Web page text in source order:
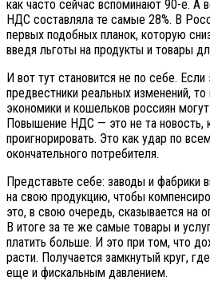
как часто сейчас вспоминают 90-е. А
НДС составляла те самые 28%. В
первых подобных планок, которую
введя льготы на продукты и товары
И вот тут становится не по себе.
предвестники реальных изменений,
экономики и кошельков россиян
Повышение НДС — это не та новость,
проигнорировать. Это как удар по
окончательного потребителя.
Представьте себе: заводы и фабрики
на свою продукцию, чтобы
это, в свою очередь, сказывается на
В итоге за те же самые товары и
платить больше. И это при том, что
расти. Получается замкнутый круг,
еще и фискальным давлением.